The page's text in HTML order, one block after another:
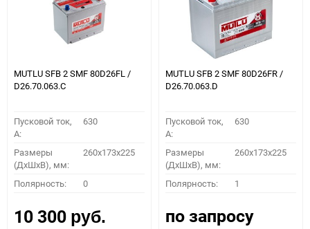
MUTLU SFB 2 SMF 80D26FL /
D26.70.063.C
Пусковой ток,
A:
630
Размеры
(ДхШхВ), мм:
260x173x225
Полярность: 0
10 300 руб.
MUTLU SFB 2 SMF 80D26FR /
D26.70.063.D
Пусковой ток,
A:
630
Размеры
(ДхШхВ), мм:
260x173x225
Полярность: 1
по запросу